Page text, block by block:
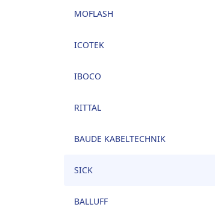
MOFLASH
ICOTEK
IBOCO
RITTAL
BAUDE KABELTECHNIK
SICK
BALLUFF